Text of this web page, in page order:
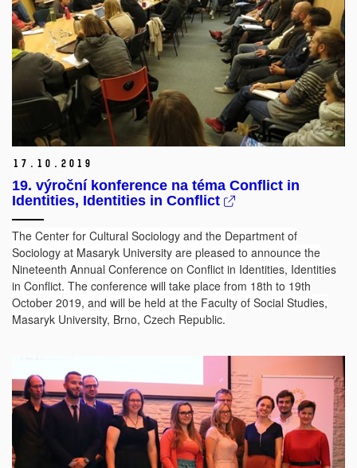
17. 10. 2019
19. výroční konference na téma Conflict in
Identities, Identities in Conflict
The Center for Cultural Sociology and the Department of
Sociology at Masaryk University are pleased to announce the
Nineteenth Annual Conference on Conflict in Identities, Identities
in Conflict. The conference will take place from 18th to 19th
October 2019, and will be held at the Faculty of Social Studies,
Masaryk University, Brno, Czech Republic.